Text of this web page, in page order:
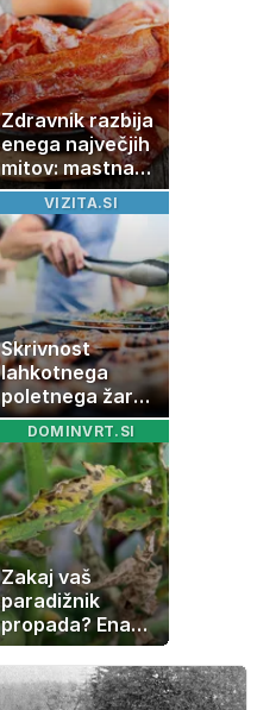
Zdravnik razbija
enega največjih
mitov: mastna
jetra ne
nastanejo zaradi
slanine, temveč
zaradi živila, ki
ga imamo vsi
radi
VIZITA.SI
Skrivnost
lahkotnega
poletnega žara,
po katerem ne
boste
potrebovali
popoldanskega
spanca
DOMINVRT.SI
Zakaj vaš
paradižnik
propada? Ena
napaka lahko
uniči rastline –
tako jih rešite